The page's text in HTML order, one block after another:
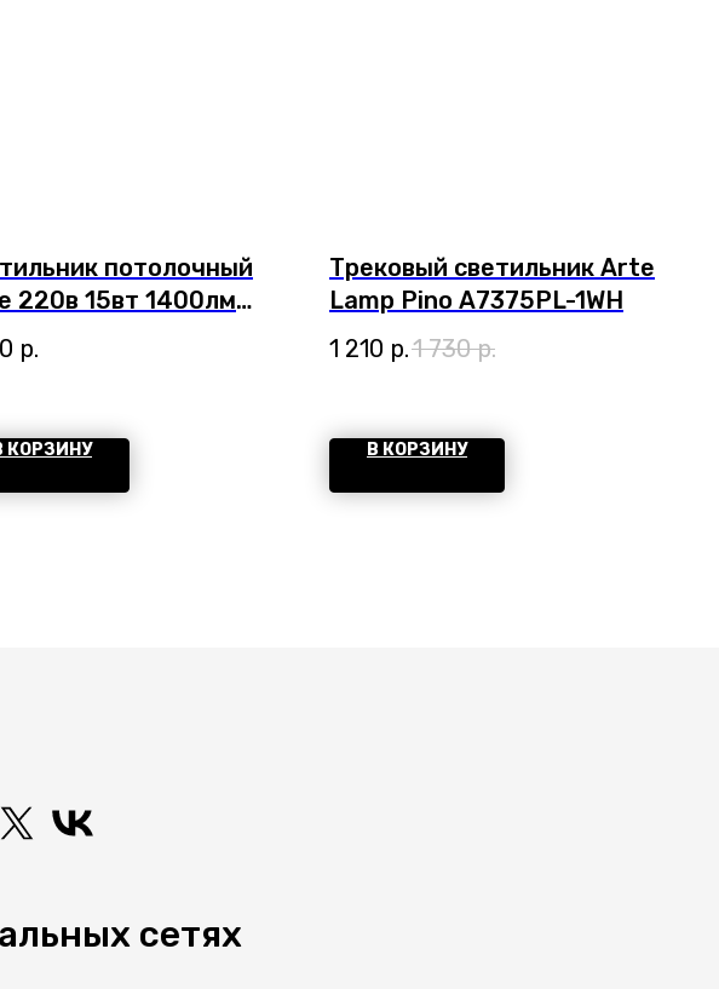
потолочный
220в 15вт 1400лм
90+ 36° Arte Lamp
Белый A1946PL-1WH
р.
КОРЗИНУ
Трековый светильник Arte
Lamp Pino A7375PL-1WH
1 210 р.1 730 р.
В КОРЗИНУ
сетях